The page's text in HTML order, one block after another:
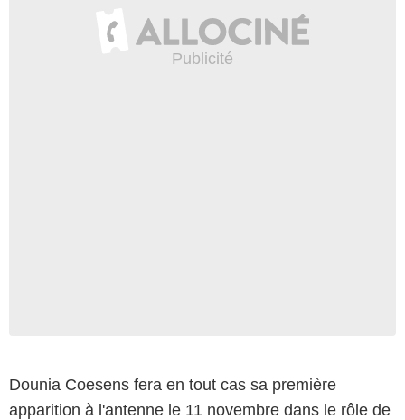
Dounia Coesens fera en tout cas sa première
apparition à l'antenne le 11 novembre dans le rôle de